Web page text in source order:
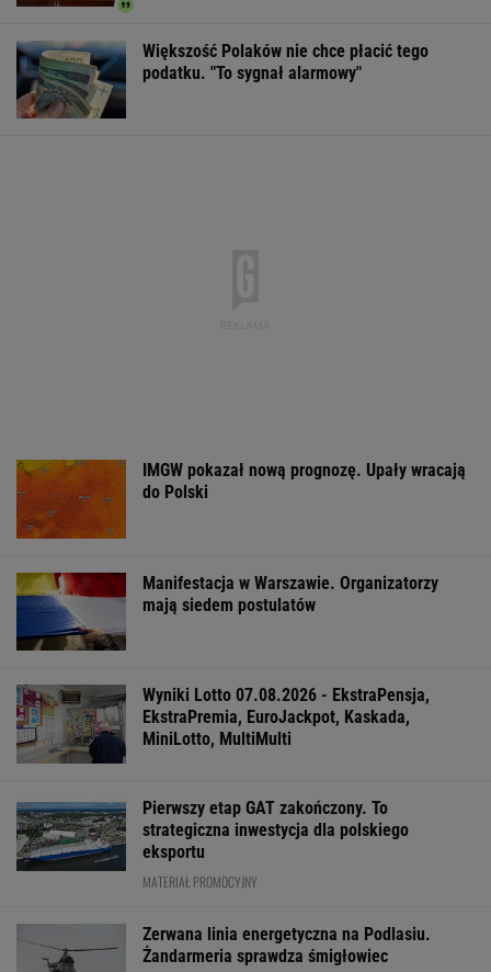
Większość Polaków nie chce płacić tego
podatku. "To sygnał alarmowy"
IMGW pokazał nową prognozę. Upały wracają
do Polski
Manifestacja w Warszawie. Organizatorzy
mają siedem postulatów
Wyniki Lotto 07.08.2026 - EkstraPensja,
EkstraPremia, EuroJackpot, Kaskada,
MiniLotto, MultiMulti
Pierwszy etap GAT zakończony. To
strategiczna inwestycja dla polskiego
eksportu
MATERIAŁ PROMOCYJNY
Zerwana linia energetyczna na Podlasiu.
Żandarmeria sprawdza śmigłowiec